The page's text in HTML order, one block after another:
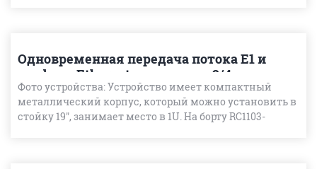
Одновременная передача потока E1 и
трафика Ethernet по медным 2/4
проводным линиям с помощью G.SHDSL
модема Raisecom RC1103-SHDSL-4W
Фото устройства: Устройство имеет компактный
металлический корпус, который можно установить в
стойку 19", занимает место в 1U. На борту RC1103-